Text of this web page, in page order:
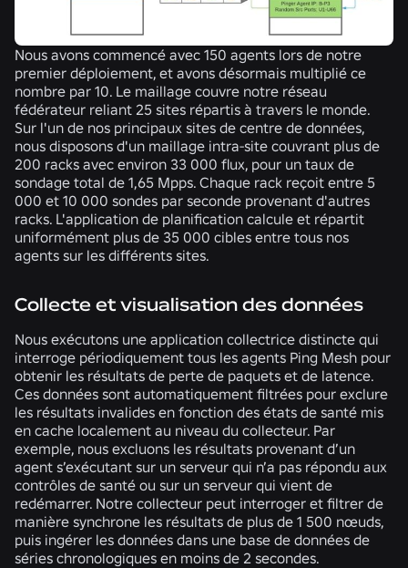
Nous avons commencé avec 150 agents lors de notre
premier déploiement, et avons désormais multiplié ce
nombre par 10. Le maillage couvre notre réseau
fédérateur reliant 25 sites répartis à travers le monde.
Sur l'un de nos principaux sites de centre de données,
nous disposons d'un maillage intra-site couvrant plus de
200 racks avec environ 33 000 flux, pour un taux de
sondage total de 1,65 Mpps. Chaque rack reçoit entre 5
000 et 10 000 sondes par seconde provenant d'autres
racks. L'application de planification calcule et répartit
uniformément plus de 35 000 cibles entre tous nos
agents sur les différents sites.
Collecte et visualisation des données
Nous exécutons une application collectrice distincte qui
interroge périodiquement tous les agents Ping Mesh pour
obtenir les résultats de perte de paquets et de latence.
Ces données sont automatiquement filtrées pour exclure
les résultats invalides en fonction des états de santé mis
en cache localement au niveau du collecteur. Par
exemple, nous excluons les résultats provenant d’un
agent s’exécutant sur un serveur qui n’a pas répondu aux
contrôles de santé ou sur un serveur qui vient de
redémarrer. Notre collecteur peut interroger et filtrer de
manière synchrone les résultats de plus de 1 500 nœuds,
puis ingérer les données dans une base de données de
séries chronologiques en moins de 2 secondes.